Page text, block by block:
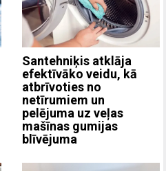
Santehniķis atklāja
efektīvāko veidu, kā
atbrīvoties no
netīrumiem un
pelējuma uz veļas
mašīnas gumijas
blīvējuma